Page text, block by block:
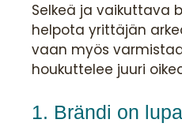
Selkeä ja vaikuttava
helpota yrittäjän
vaan myös
houkuttelee juuri
1. Brändi on